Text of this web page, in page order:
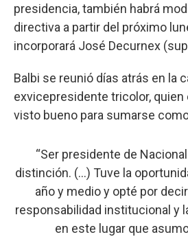
presidencia, también habrá
directiva a partir del próximo
incorporará José Decurnex
Balbi se reunió días atrás en la
exvicepresidente tricolor, quien
visto bueno para sumarse
“Ser presidente de
distinción. (…) Tuve la
año y medio y opté por
responsabilidad institucional y
en este lugar que